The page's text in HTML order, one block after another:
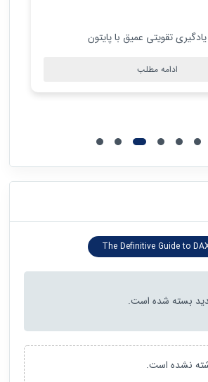
تقویتی عمیق با پایتون
ادامه مطلب
بسته شده است.
نشده است.